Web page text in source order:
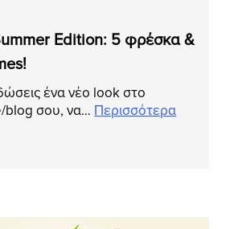
Edition: 5 φρέσκα &
ένα νέο look στο
blog σου, να… Περισσότερα